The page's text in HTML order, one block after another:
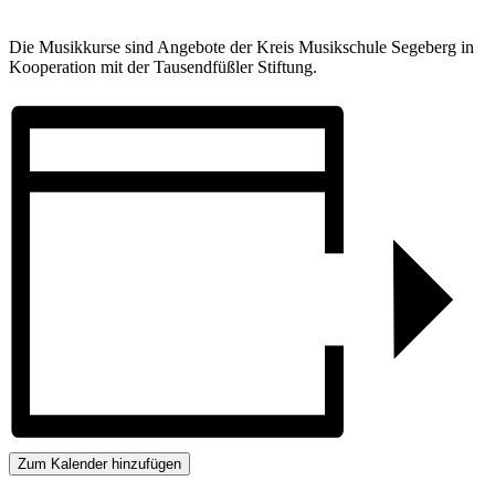
Die Musikkurse sind Angebote der Kreis Musikschule Segeberg in
Kooperation mit der Tausendfüßler Stiftung.
Zum Kalender hinzufügen